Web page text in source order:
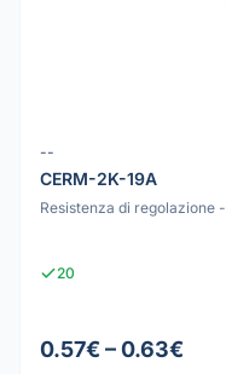
--
CERM-2K-19A
Resistenza di regolazione
20
0.57€ – 0.63€